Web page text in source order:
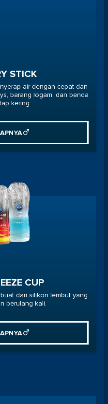
STICK
air dengan cepat dan
barang logam, dan benda
kering
CUP
dari silikon lembut yang
berulang kali.